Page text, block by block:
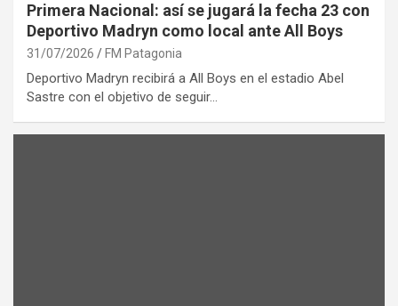
Primera Nacional: así se jugará la fecha 23 con
Deportivo Madryn como local ante All Boys
31/07/2026 FM Patagonia
Deportivo Madryn recibirá a All Boys en el estadio Abel
Sastre con el objetivo de seguir…